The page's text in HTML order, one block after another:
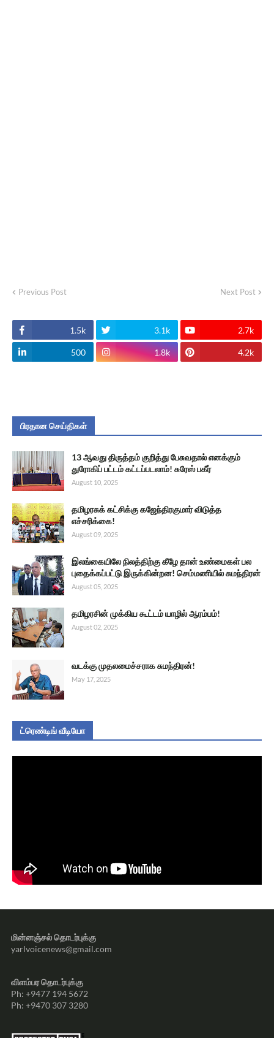
Previous Post Next Post
1.5k 3.1k 2.7k
500 1.8k 4.2k
பிரதான செய்திகள்
13 ஆவது திருத்தம் குறித்து பேசுவதால் எனக்கும்
துரோகிப் பட்டம் கட்டப்படலாம்! சுரேஸ் பகீர்
August 10, 2025
தமிழரசுக் கட்சிக்கு கஜேந்திரகுமார் விடுத்த
எச்சரிக்கை!
August 09, 2025
இலங்கையிலே நிலத்திற்கு கீழே தான் உண்மைகள் பல
புதைக்கப்பட்டு இருக்கின்றன! செம்மணியில் சுமந்திரன்
August 05, 2025
தமிழரசின் முக்கிய கூட்டம் யாழில் ஆரம்பம்!
August 02, 2025
வடக்கு முதலமைச்சராக சுமந்திரன்!
May 17, 2025
ட்ரெண்டிங் வீடியோ
மின்னஞ்சல் தொடர்புக்கு
yarlvoicenews@gmail.com
விளம்பர தொடர்புக்கு
Ph: +9477 194 5672
Ph: +9470 307 3280